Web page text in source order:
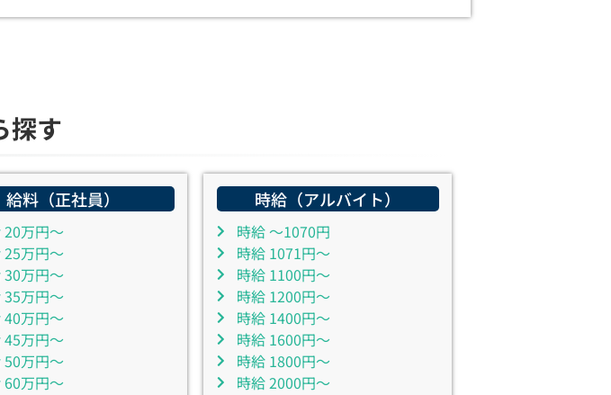
探す
給料（正社員）
20万円～
25万円～
30万円～
35万円～
40万円～
45万円～
50万円～
60万円～
時給（アルバイト）
時給 ～1070円
時給 1071円～
時給 1100円～
時給 1200円～
時給 1400円～
時給 1600円～
時給 1800円～
時給 2000円～